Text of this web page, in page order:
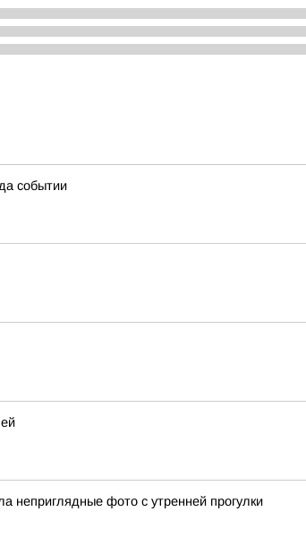
событии
фото с утренней прогулки